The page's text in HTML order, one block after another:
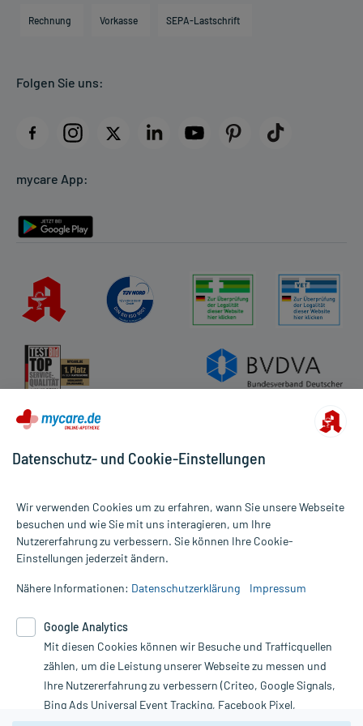
Direktabrechnung PKV
AGB
Datenschutz
Rückgabe/Widerruf
Rechnung Vorkasse SEPA-Lastschrift
Folgen Sie uns:
mycare App:
Alle Preise gelten inkl. MwSt., ggf. zzgl. Versandkosten
Informationen auf dieser Website werden ausschließlich für
die Untersuchung und Behandlung durch einen Arzt. Bitte
Therapien eingeleitet werden können. | Diese Webseite benutzt
Google Analytics. Lesen Sie bitte dazu die wichtigen Hinweise in
unserer Datenschutzerklärung. Für den Widerruf einer Bestellung
nutzen Sie das Formular:
Vertrag widerrufen
Datenschutz- und Cookie-Einstellungen
Wir verwenden Cookies um zu erfahren, wann Sie unsere Webseite
besuchen und wie Sie mit uns interagieren, um Ihre
Nutzererfahrung zu verbessern. Sie können Ihre Cookie-
Einstellungen jederzeit ändern.
Nähere Informationen: Datenschutzerklärung Impressum
Google Analytics
Mit diesen Cookies können wir Besuche und Trafficquellen
zählen, um die Leistung unserer Webseite zu messen und
Ihre Nutzererfahrung zu verbessern (Criteo, Google Signals,
Bing Ads Universal Event Tracking, Facebook Pixel,